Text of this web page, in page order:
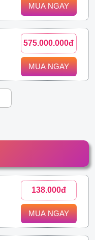
MUA NGAY
575.000.000đ
MUA NGAY
138.000đ
MUA NGAY